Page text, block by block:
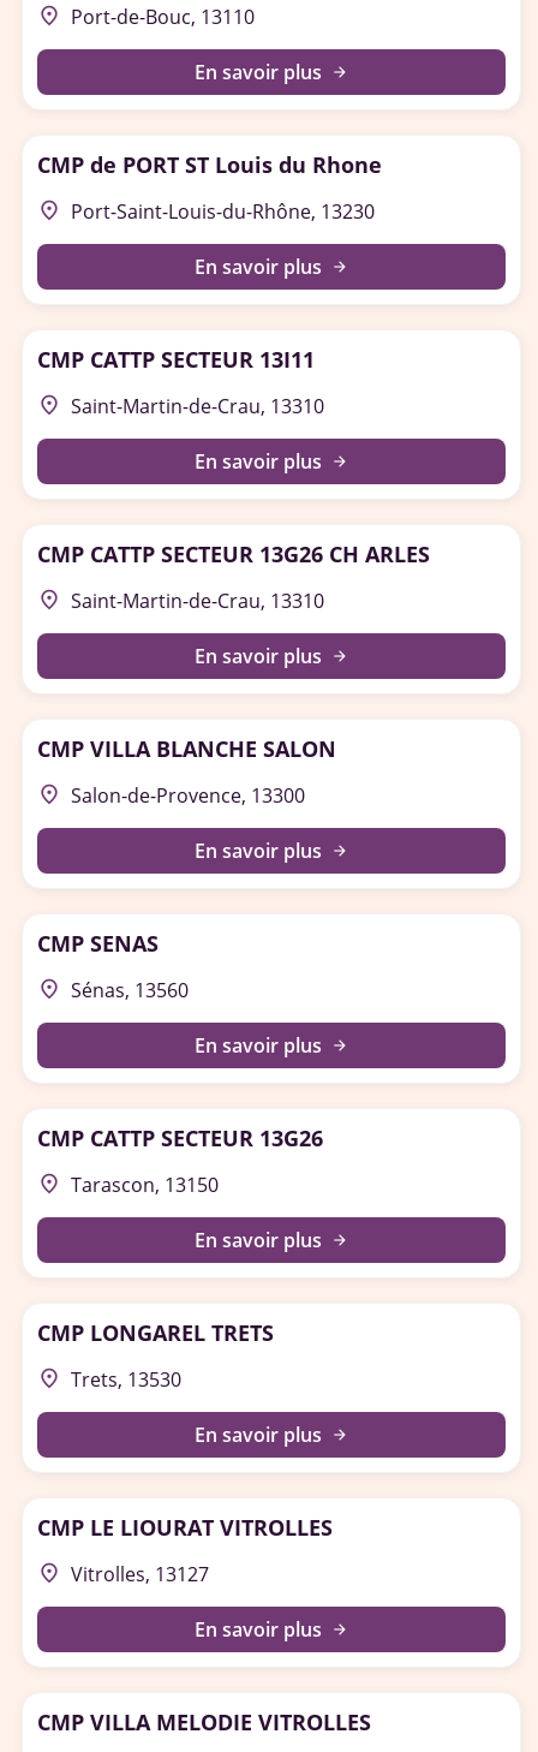
place Port-de-Bouc, 13110
En savoir plus arrow_forward
CMP de PORT ST Louis du Rhone
place Port-Saint-Louis-du-Rhône, 13230
En savoir plus arrow_forward
CMP CATTP SECTEUR 13I11
place Saint-Martin-de-Crau, 13310
En savoir plus arrow_forward
CMP CATTP SECTEUR 13G26 CH ARLES
place Saint-Martin-de-Crau, 13310
En savoir plus arrow_forward
CMP VILLA BLANCHE SALON
place Salon-de-Provence, 13300
En savoir plus arrow_forward
CMP SENAS
place Sénas, 13560
En savoir plus arrow_forward
CMP CATTP SECTEUR 13G26
place Tarascon, 13150
En savoir plus arrow_forward
CMP LONGAREL TRETS
place Trets, 13530
En savoir plus arrow_forward
CMP LE LIOURAT VITROLLES
place Vitrolles, 13127
En savoir plus arrow_forward
CMP VILLA MELODIE VITROLLES